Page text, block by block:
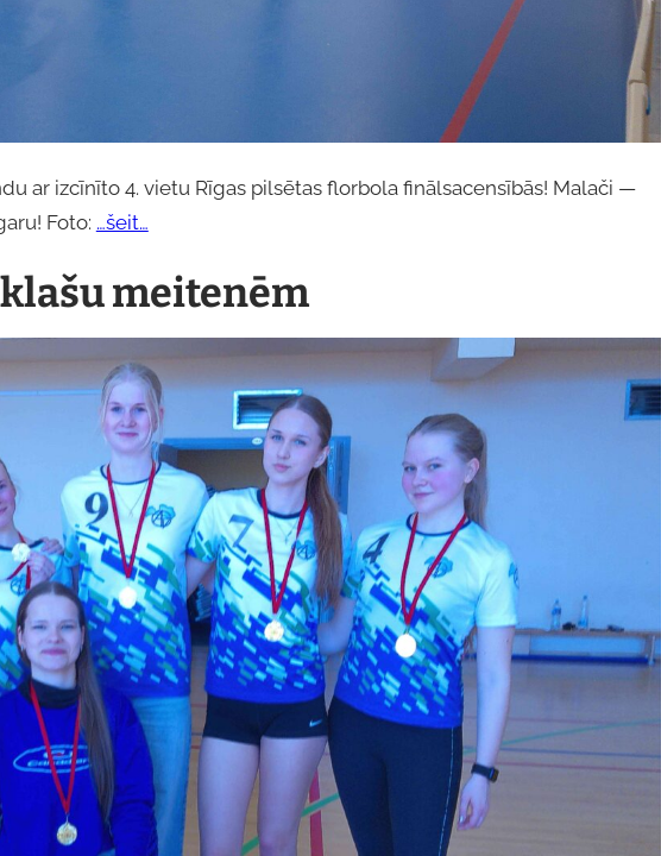
ar izcīnīto 4. vietu Rīgas pilsētas florbola finālsacensībās! Malači —
Foto: …šeit…
meitenēm